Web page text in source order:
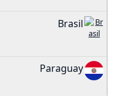
Brasil
Paraguay